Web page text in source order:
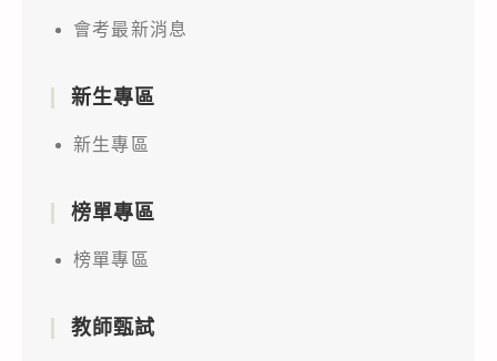
會考最新消息
新生專區
新生專區
榜單專區
榜單專區
教師甄試